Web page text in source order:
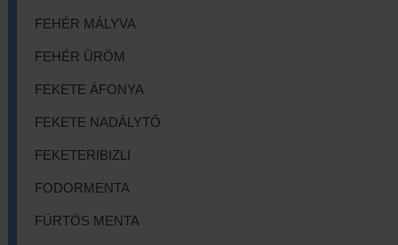
FEHÉR MÁLYVA
FEHÉR ÜRÖM
FEKETE ÁFONYA
FEKETE NADÁLYTŐ
FEKETERIBIZLI
FODORMENTA
FÜRTÖS MENTA